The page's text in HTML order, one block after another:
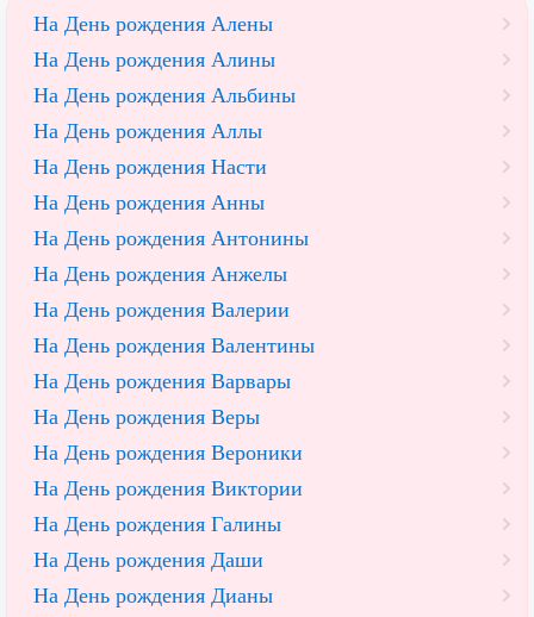
На День рождения Алены
На День рождения Алины
На День рождения Альбины
На День рождения Аллы
На День рождения Насти
На День рождения Анны
На День рождения Антонины
На День рождения Анжелы
На День рождения Валерии
На День рождения Валентины
На День рождения Варвары
На День рождения Веры
На День рождения Вероники
На День рождения Виктории
На День рождения Галины
На День рождения Даши
На День рождения Дианы